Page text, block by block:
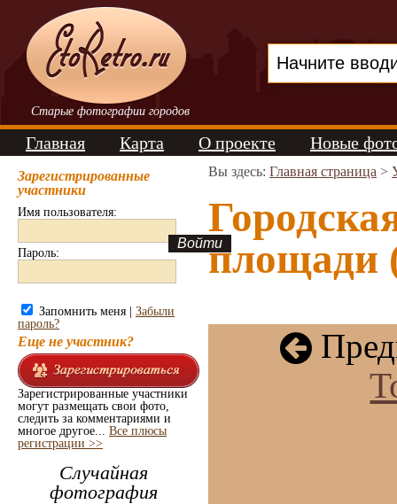
Старые фотографии городов
Главная Карта О проекте Новые
Зарегистрированные
участники
Имя пользователя:
Пароль:
Запомнить меня | Забыли
пароль?
Еще не участник?
Зарегистрированные участники
могут размещать свои фото,
следить за комментариями и
многое другое... Все плюсы
регистрации >>
Случайная
фотография
Вы здесь: Главная страница >
площади